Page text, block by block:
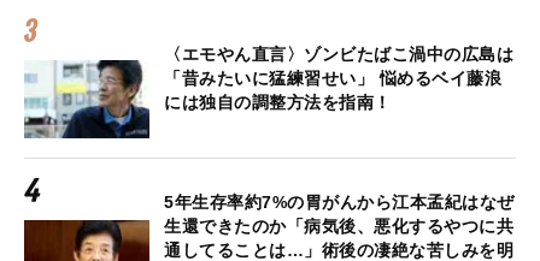
〈エモやん直言〉ゾンビたばこ渦中の広島は
「昔みたいに猛練習せい」 悩めるベイ藤浪
には独自の調整方法を指南！
5年生存率約7%の胃がんから江本孟紀はなぜ
生還できたのか「病気後、悪化するやつに共
通してることは…」術後の凄絶な苦しみを明